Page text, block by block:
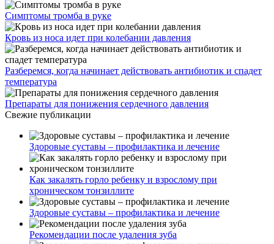
Симптомы тромба в руке
Кровь из носа идет при колебании давления
Разберемся, когда начинает действовать антибиотик и спадет
температура
Препараты для понижения сердечного давления
Свежие публикации
Здоровые суставы – профилактика и лечение
Как закалять горло ребенку и взрослому при
хроническом тонзиллите
Здоровые суставы – профилактика и лечение
Рекомендации после удаления зуба